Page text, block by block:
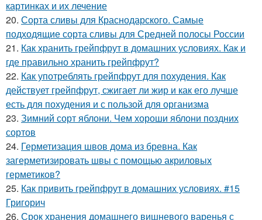
картинках и их лечение
20. Сорта сливы для Краснодарского. Самые
подходящие сорта сливы для Средней полосы России
21. Как хранить грейпфрут в домашних условиях. Как и
где правильно хранить грейпфрут?
22. Как употреблять грейпфрут для похудения. Как
действует грейпфрут, сжигает ли жир и как его лучше
есть для похудения и с пользой для организма
23. Зимний сорт яблони. Чем хороши яблони поздних
сортов
24. Герметизация швов дома из бревна. Как
загерметизировать швы с помощью акриловых
герметиков?
25. Как привить грейпфрут в домашних условиях. #15
Григорич
26. Срок хранения домашнего вишневого варенья с